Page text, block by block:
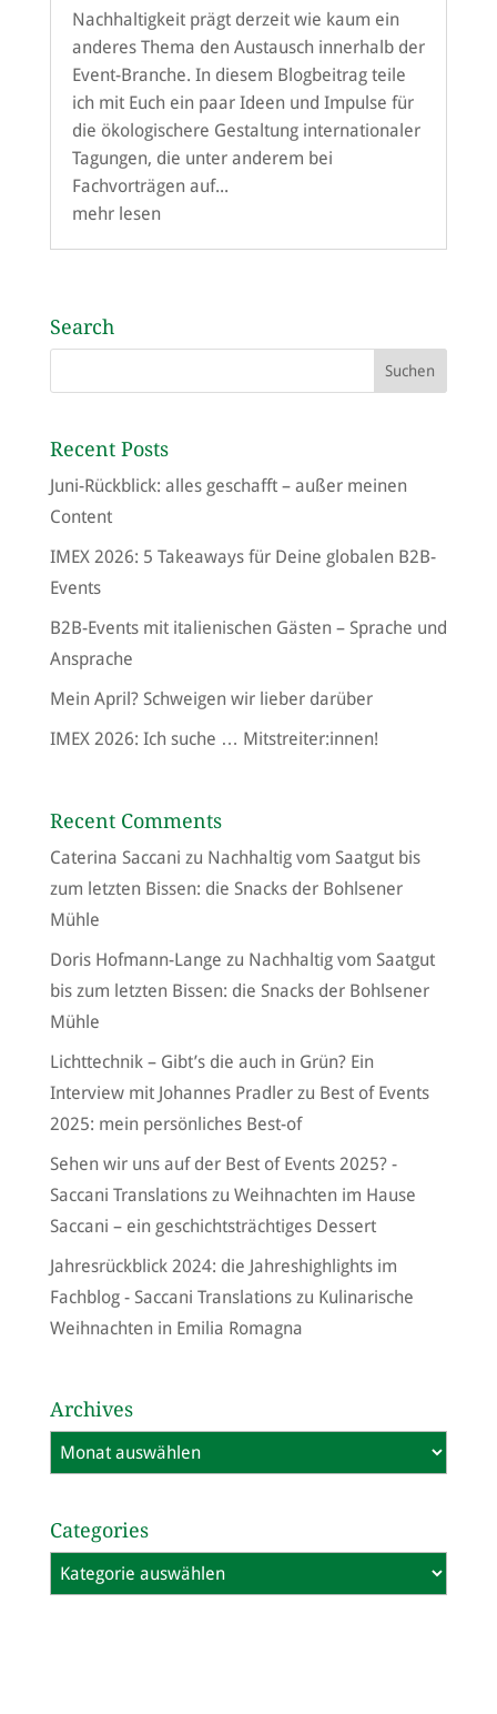
Nachhaltigkeit prägt derzeit wie kaum ein
anderes Thema den Austausch innerhalb der
Event-Branche. In diesem Blogbeitrag teile
ich mit Euch ein paar Ideen und Impulse für
die ökologischere Gestaltung internationaler
Tagungen, die unter anderem bei
Fachvorträgen auf...
mehr lesen
Search
Recent Posts
Juni-Rückblick: alles geschafft – außer meinen
Content
IMEX 2026: 5 Takeaways für Deine globalen B2B-
Events
B2B-Events mit italienischen Gästen – Sprache und
Ansprache
Mein April? Schweigen wir lieber darüber
IMEX 2026: Ich suche … Mitstreiter:innen!
Recent Comments
Caterina Saccani zu Nachhaltig vom Saatgut bis
zum letzten Bissen: die Snacks der Bohlsener
Mühle
Doris Hofmann-Lange zu Nachhaltig vom Saatgut
bis zum letzten Bissen: die Snacks der Bohlsener
Mühle
Lichttechnik – Gibt’s die auch in Grün? Ein
Interview mit Johannes Pradlerzu Best of Events
2025: mein persönliches Best-of
Sehen wir uns auf der Best of Events 2025? -
Saccani Translationszu Weihnachten im Hause
Saccani – ein geschichtsträchtiges Dessert
Jahresrückblick 2024: die Jahreshighlights im
Fachblog - Saccani Translationszu Kulinarische
Weihnachten in Emilia Romagna
Archives
Archives
Categories
Categories